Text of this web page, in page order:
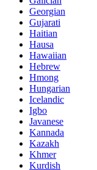
Georgian
Gujarati
Haitian
Hausa
Hawaiian
Hebrew
Hmong
Hungarian
Icelandic
Igbo
Javanese
Kannada
Kazakh
Khmer
Kurdish